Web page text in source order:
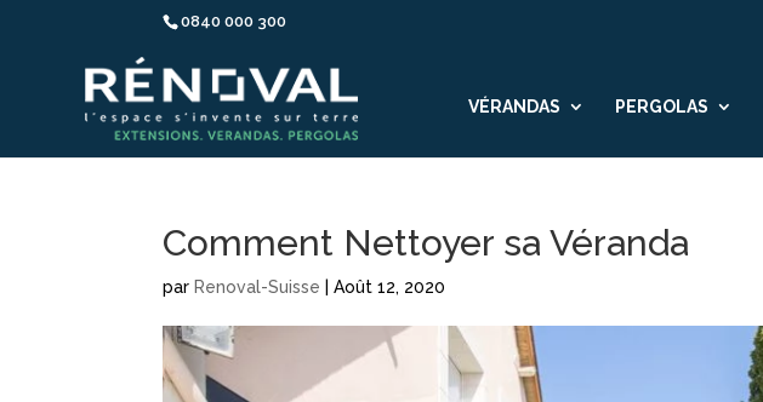
0840 000 300
VÉRANDAS PERGOLAS
Comment Nettoyer sa Véranda
par Renoval-Suisse |Août 12, 2020